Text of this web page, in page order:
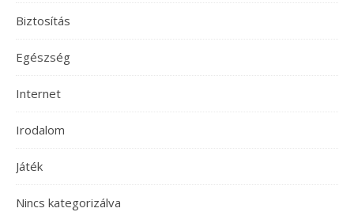
Biztosítás
Egészség
Internet
Irodalom
Játék
Nincs kategorizálva